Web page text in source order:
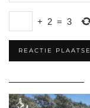
+ 2 = 3